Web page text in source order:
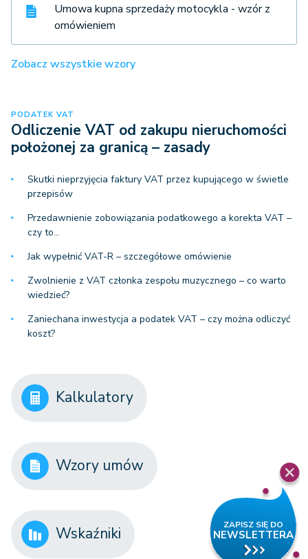
Umowa kupna sprzedaży motocykla - wzór z
omówieniem
Zobacz wszystkie wzory
PODATEK VAT
Odliczenie VAT od zakupu nieruchomości
położonej za granicą – zasady
Skutki nieprzyjęcia faktury VAT przez kupującego w świetle
przepisów
Przedawnienie zobowiązania podatkowego a korekta VAT –
czy to…
Jak wypełnić VAT-R – szczegółowe omówienie
Zwolnienie z VAT członka zespołu muzycznego – co warto
wiedzieć?
Zaniechana inwestycja a podatek VAT – czy można odliczyć
koszt?
Kalkulatory
Wzory umów
Wskaźniki